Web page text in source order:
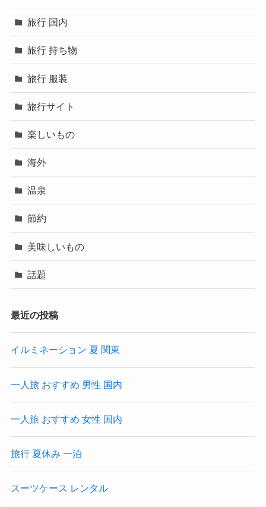
旅行 国内
旅行 持ち物
旅行 服装
旅行サイト
楽しいもの
海外
温泉
節約
美味しいもの
話題
最近の投稿
イルミネーション 夏 関東
一人旅 おすすめ 男性 国内
一人旅 おすすめ 女性 国内
旅行 夏休み 一泊
スーツケース レンタル